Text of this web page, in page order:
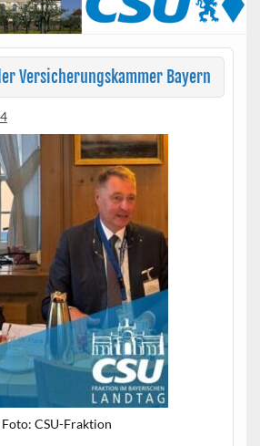
Versicherungskammer Bayern
Foto: CSU-Frak­tion